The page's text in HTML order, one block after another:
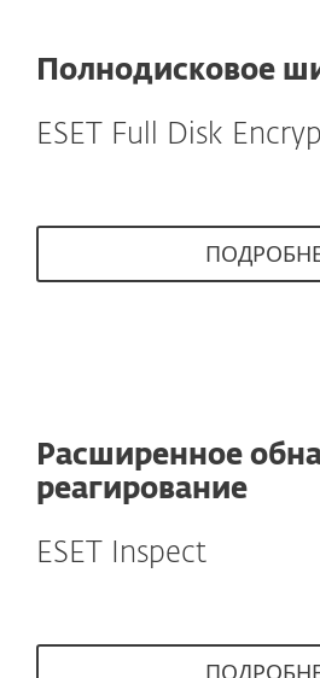
Полнодисковое
ESET Full Disk
Расширенное
реагирование
ESET Inspect